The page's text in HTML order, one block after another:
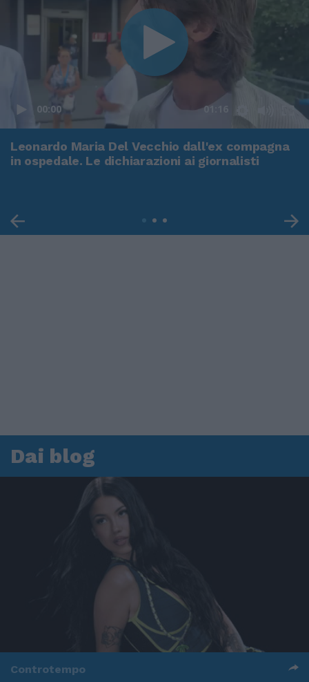
00:00 01:16
Leonardo Maria Del Vecchio dall'ex compagna
in ospedale. Le dichiarazioni ai giornalisti
Dai blog
Controtempo